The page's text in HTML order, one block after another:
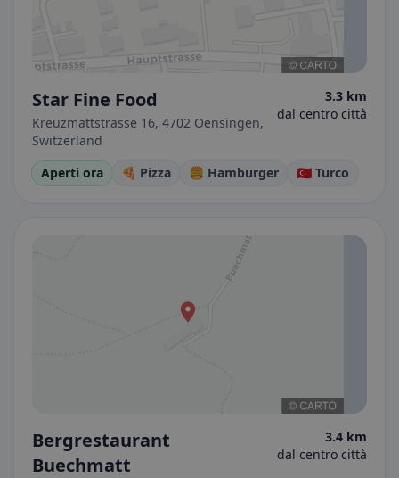
Star Fine Food
Kreuzmattstrasse 16, 4702 Oensingen,
Switzerland
3.3 km
dal centro città
Aperti ora 🍕 Pizza 🍔 Hamburger 🇹🇷 Turco
Bergrestaurant
Buechmatt
3.4 km
dal centro città